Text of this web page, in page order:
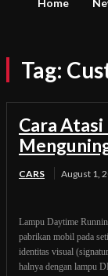
Home
Tag:
Cara
CARS August 1,
Lampu Daytime
pabrikan mobil pada
identitas visual
halnya dengan lampu